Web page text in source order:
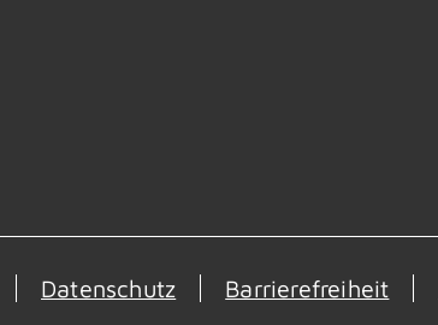
Datenschutz Barrierefreiheit